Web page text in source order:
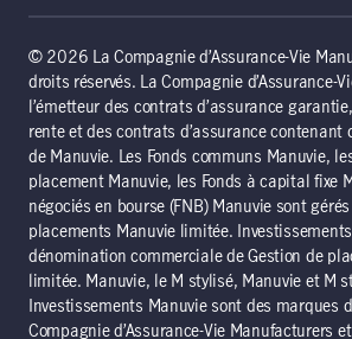
© 2026 La Compagnie d’Assurance-Vie
droits réservés. La Compagnie d’Assurance-
l’émetteur des contrats d’assurance
rente et des contrats d’assurance contenant
de Manuvie. Les Fonds communs Manuvie,
placement Manuvie, les Fonds à capital fixe
négociés en bourse (FNB) Manuvie sont
placements Manuvie limitée.
dénomination commerciale de Gestion de
limitée. Manuvie, le M stylisé, Manuvie et M
Investissements Manuvie sont des marques
Compagnie d’Assurance-Vie Manufacturers